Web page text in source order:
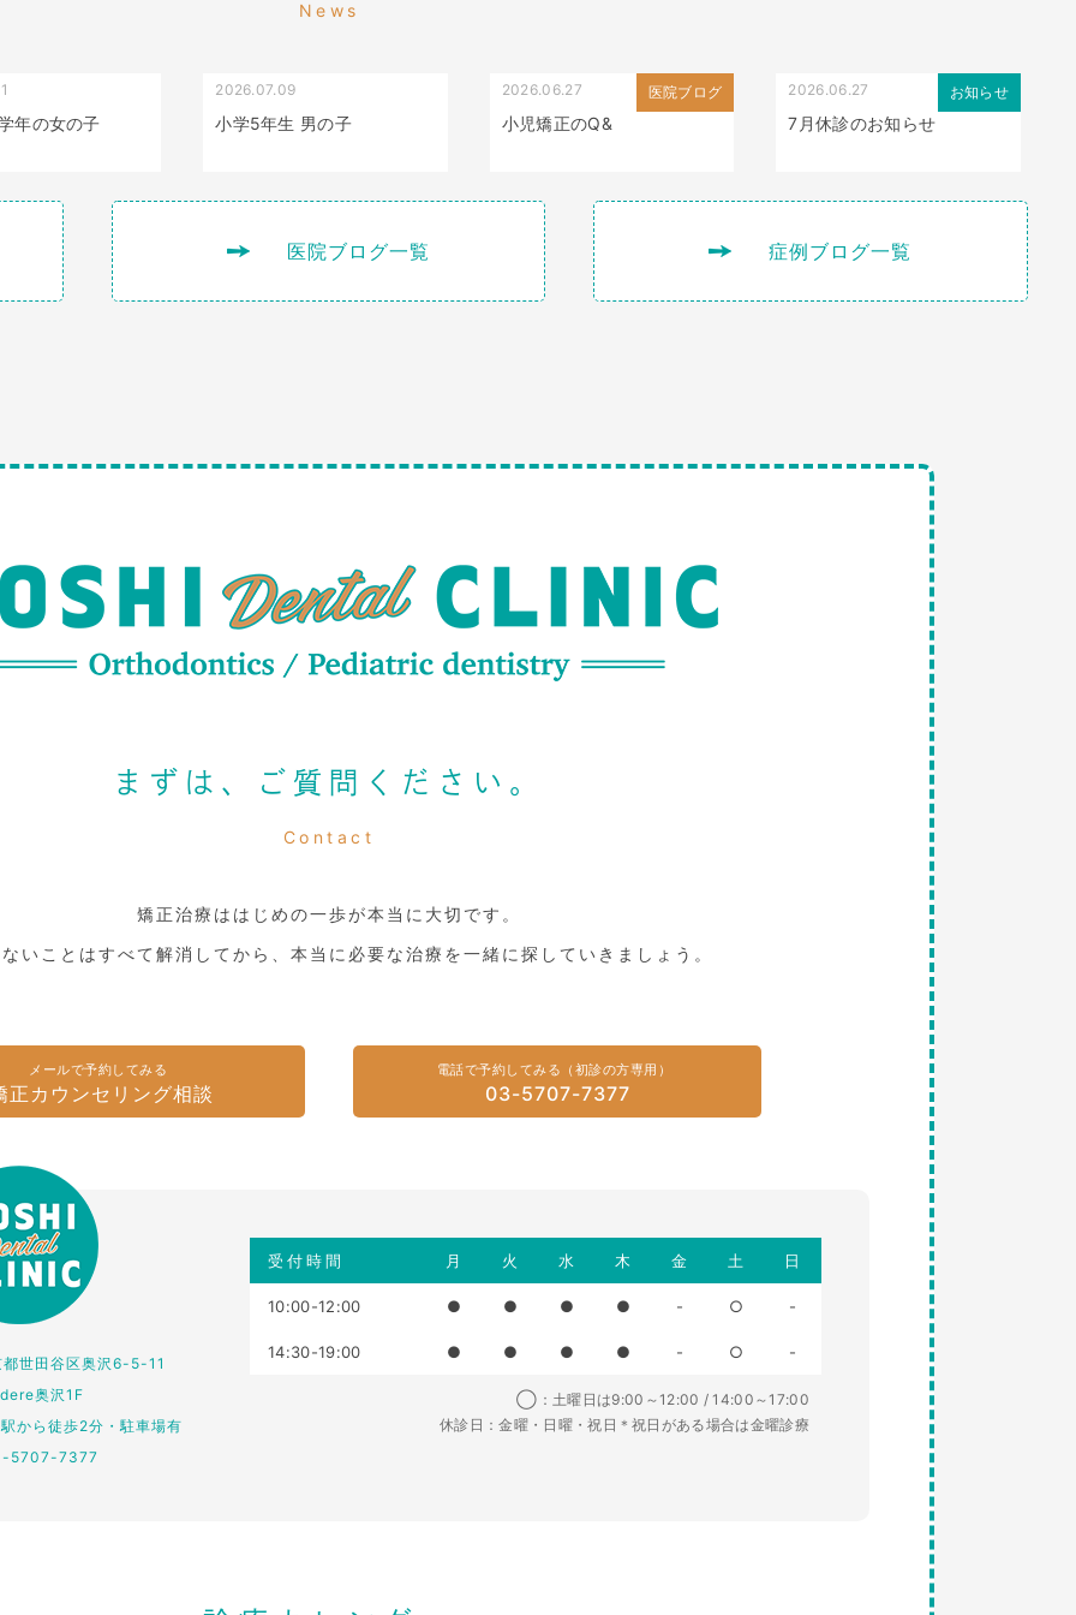
News
年の女の子
2026.07.09
小学5年生 男の子
医院ブログ
2026.06.27
小児矯正のQ&
お知らせ
2026.06.27
7月休診のお知らせ
医院ブログ一覧 症例ブログ一覧
まずは、ご質問ください。
Contact
矯正治療ははじめの一歩が本当に大切です。
いことはすべて解消してから、本当に必要な治療を一緒に探していきましょう。
メールで予約してみる
正カウンセリング相談
電話で予約してみる（初診の方専用）
03-5707-7377
世田谷区奥沢6-5-11
奥沢1F
から徒歩2分・駐車場有
5707-7377
受付時間 月 火 水 木 金 土 日
10:00-12:00 ● ● ● ● - ○ -
14:30-19:00 ● ● ● ● - ○ -
◯：土曜日は9:00～12:00 / 14:00～17:00
休診日：金曜・日曜・祝日＊祝日がある場合は金曜診療